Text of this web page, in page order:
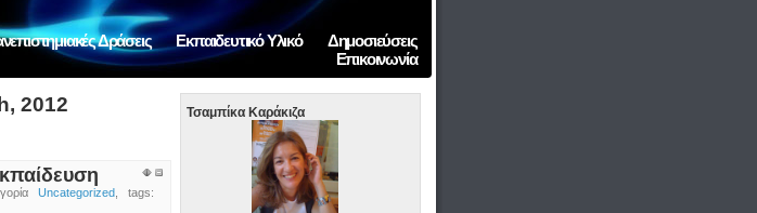
Δράσεις Εκπαιδευτικό Υλικό
Δημοσιεύσεις
Επικοινωνία
2012
Uncategorized, tags:
Τσαμπίκα Καράκιζα